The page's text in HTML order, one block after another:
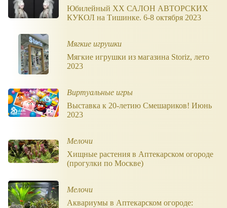
Юбилейный XX САЛОН АВТОРСКИХ
КУКОЛ на Тишинке. 6-8 октября 2023
Мягкие игрушки
Мягкие игрушки из магазина Storiz, лето
2023
Виртуальные игры
Выставка к 20-летию Смешариков! Июнь
2023
Мелочи
Хищные растения в Аптекарском огороде
(прогулки по Москве)
Мелочи
Аквариумы в Аптекарском огороде: